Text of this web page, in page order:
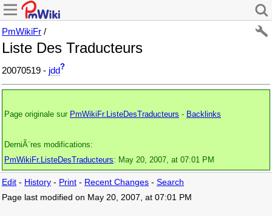
PmWikiFr /
Liste Des Traducteurs
20070519 - jdd?
Page originale sur PmWikiFr.ListeDesTraducteurs - Backlinks
DerniÃ¨res modifications:
PmWikiFr.ListeDesTraducteurs: May 20, 2007, at 07:01 PM
Edit - History - Print - Recent Changes - Search
Page last modified on May 20, 2007, at 07:01 PM